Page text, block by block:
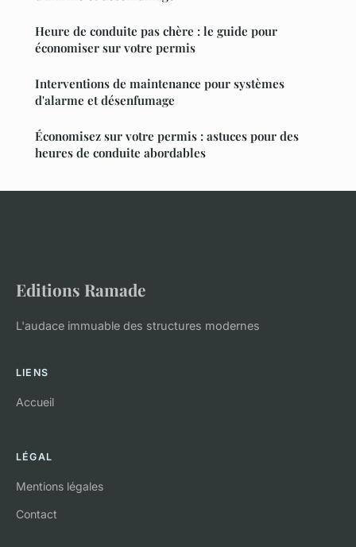
Heure de conduite pas chère : le guide pour
économiser sur votre permis
Interventions de maintenance pour systèmes
d'alarme et désenfumage
Économisez sur votre permis : astuces pour des
heures de conduite abordables
Editions Ramade
L'audace immuable des structures modernes
LIENS
Accueil
LÉGAL
Mentions légales
Contact